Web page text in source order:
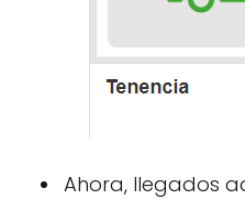
Ahora, llegados